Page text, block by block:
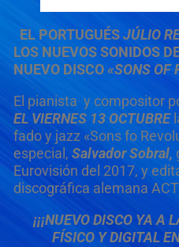
EL PORTUGUÉS JÚLIO
LOS NUEVOS SONIDOS
NUEVO DISCO«SONS OF
El pianista y compositor
EL VIERNES 13 OCTUBRE
fado y jazz «Sons fo
especial, Salvador Sobral,
Eurovisión del 2017, y
discográfica alemana
¡¡¡NUEVO DISCO YA A
FÍSICO Y DIGITAL